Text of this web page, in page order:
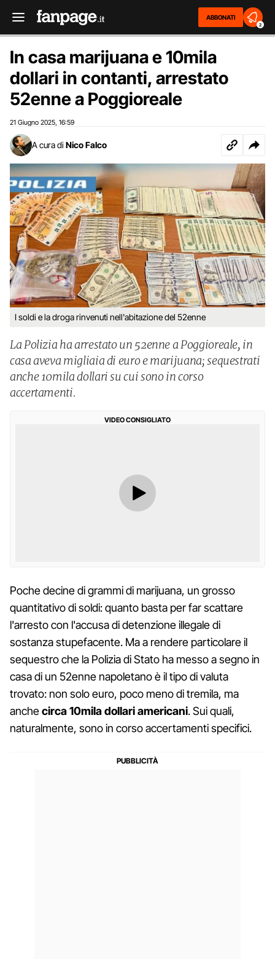
ABBONATI
2
In casa marijuana e 10mila
dollari in contanti, arrestato
52enne a Poggioreale
21 Giugno 2025 16:59
A cura di Nico Falco
I soldi e la droga rinvenuti nell'abitazione del 52enne
La Polizia ha arrestato un 52enne a Poggioreale, in
casa aveva migliaia di euro e marijuana; sequestrati
anche 10mila dollari su cui sono in corso
accertamenti.
VIDEO CONSIGLIATO
Poche decine di grammi di marijuana, un grosso
quantitativo di soldi: quanto basta per far scattare
l'arresto con l'accusa di detenzione illegale di
sostanza stupefacente. Ma a rendere particolare il
sequestro che la Polizia di Stato ha messo a segno in
casa di un 52enne napoletano è il tipo di valuta
trovato: non solo euro, poco meno di tremila, ma
anchecirca 10mila dollari americani. Sui quali,
naturalmente, sono in corso accertamenti specifici.